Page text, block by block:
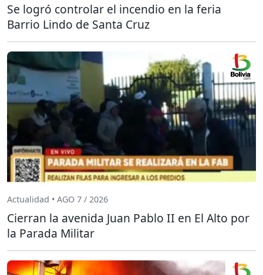
Se logró controlar el incendio en la feria
Barrio Lindo de Santa Cruz
Actualidad • AGO 7 / 2026
Cierran la avenida Juan Pablo II en El Alto por
la Parada Militar